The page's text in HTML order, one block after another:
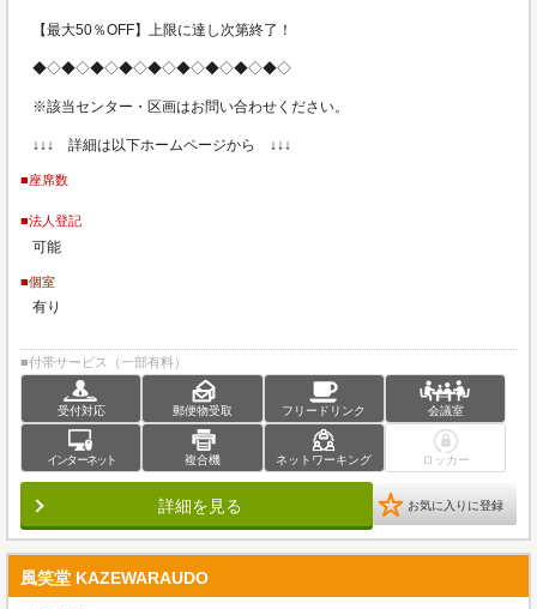
【最大50％OFF】上限に達し次第終了！
◆◇◆◇◆◇◆◇◆◇◆◇◆◇◆◇◆◇
※該当センター・区画はお問い合わせください。
↓↓↓ 詳細は以下ホームページから ↓↓↓
■座席数
■法人登記
可能
■個室
有り
■付帯サービス（一部有料）
受付対応 郵便物受取 フリードリンク 会議室
インターネット 複合機 ネットワーキング ロッカー
詳細を見る お気に入りに登録
風笑堂 KAZEWARAUDO